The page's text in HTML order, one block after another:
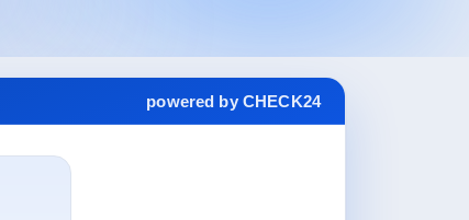
powered by CHECK24